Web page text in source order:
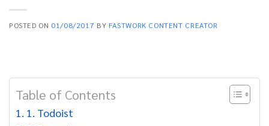
POSTED ON 01/08/2017 BY FASTWORK CONTENT CREATOR
Table of Contents
1. Todoist